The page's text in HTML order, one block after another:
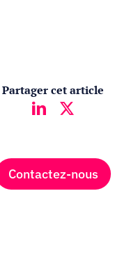
Partager cet article
Contactez-nous